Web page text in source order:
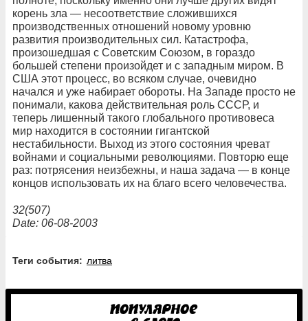
корень зла — несоответствие сложившихся
производственных отношений новому уровню
развития производительных сил. Катастрофа,
произошедшая с Советским Союзом, в гораздо
большей степени произойдет и с западным миром. В
США этот процесс, во всяком случае, очевидно
начался и уже набирает обороты. На Западе просто не
понимали, какова действительная роль СССР, и
теперь лишенный такого глобального противовеса
мир находится в состоянии гигантской
нестабильности. Выход из этого состояния чреват
войнами и социальными революциями. Повторю еще
раз: потрясения неизбежны, и наша задача — в конце
концов использовать их на благо всего человечества.
32(507)
Date: 06-08-2003
Теги события: литва